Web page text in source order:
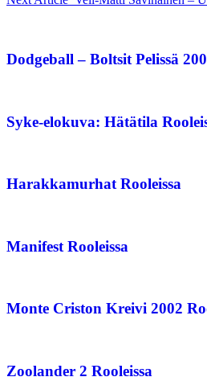
Dodgeball – Boltsit Pelissä
Syke-elokuva: Hätätila
Harakkamurhat Rooleissa
Manifest Rooleissa
Monte Criston Kreivi 2002
Zoolander 2 Rooleissa